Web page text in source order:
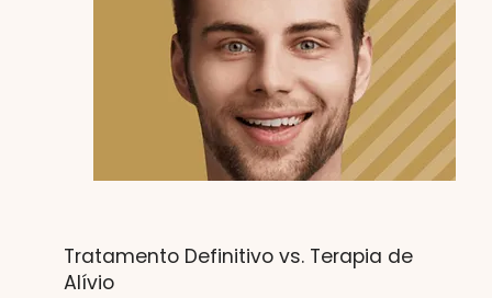
Tratamento Definitivo vs. Terapia de
Alívio